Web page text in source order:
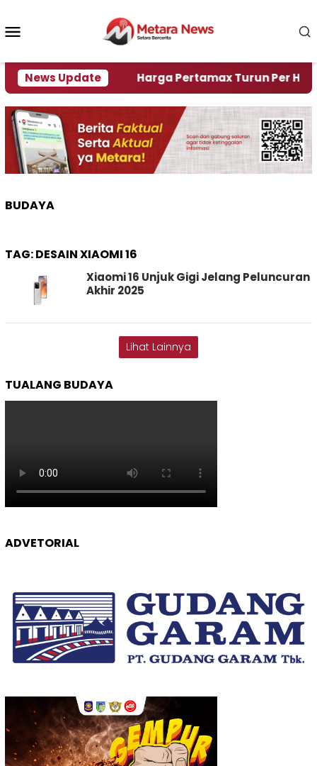
konten
News Update
Krisi Air Harga Pertamax Turun Per Hari Ini,
BUDAYA
TAG:DESAIN XIAOMI 16
Xiaomi 16 Unjuk Gigi Jelang Peluncuran
Akhir 2025
Lihat Lainnya
TUALANG BUDAYA
ADVETORIAL